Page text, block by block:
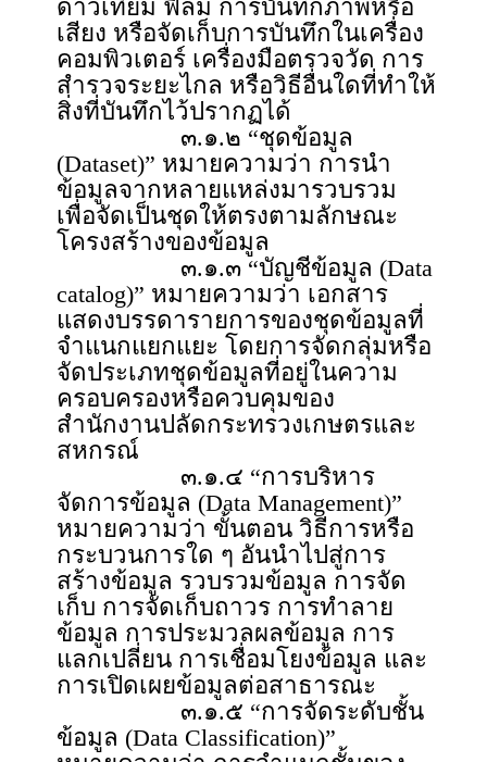
ดาวเทียม ฟิล์ม การบันทึกภาพหรือ
เสียง หรือจัดเก็บการบันทึกในเครื่อง
คอมพิวเตอร์ เครื่องมือตรวจวัด การ
สำรวจระยะไกล หรือวิธีอื่นใดที่ทำให้
สิ่งที่บันทึกไว้ปรากฏได้
๓.๑.๒ “ชุดข้อมูล
(Dataset)” หมายความว่า การนำ
ข้อมูลจากหลายแหล่งมารวบรวม
เพื่อจัดเป็นชุดให้ตรงตามลักษณะ
โครงสร้างของข้อมูล
๓.๑.๓ “บัญชีข้อมูล (Data
catalog)” หมายความว่า เอกสาร
แสดงบรรดารายการของชุดข้อมูลที่
จำแนกแยกแยะ โดยการจัดกลุ่มหรือ
จัดประเภทชุดข้อมูลที่อยู่ในความ
ครอบครองหรือควบคุมของ
สำนักงานปลัดกระทรวงเกษตรและ
สหกรณ์
๓.๑.๔ “การบริหาร
จัดการข้อมูล (Data Management)”
หมายความว่า ขั้นตอน วิธีการหรือ
กระบวนการใด ๆ อันนำไปสู่การ
สร้างข้อมูล รวบรวมข้อมูล การจัด
เก็บ การจัดเก็บถาวร การทำลาย
ข้อมูล การประมวลผลข้อมูล การ
แลกเปลี่ยน การเชื่อมโยงข้อมูล และ
การเปิดเผยข้อมูลต่อสาธารณะ
๓.๑.๕ “การจัดระดับชั้น
ข้อมูล (Data Classification)”